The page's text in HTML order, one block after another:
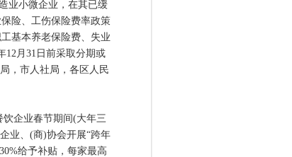
业小微企业，在其已缓
险、工伤保险费率政策
基本养老保险费、失业
12月31日前采取分期或
，市人社局，各区人民
企业春节期间(大年三
业、(商)协会开展“跨年
给予补贴，每家最高